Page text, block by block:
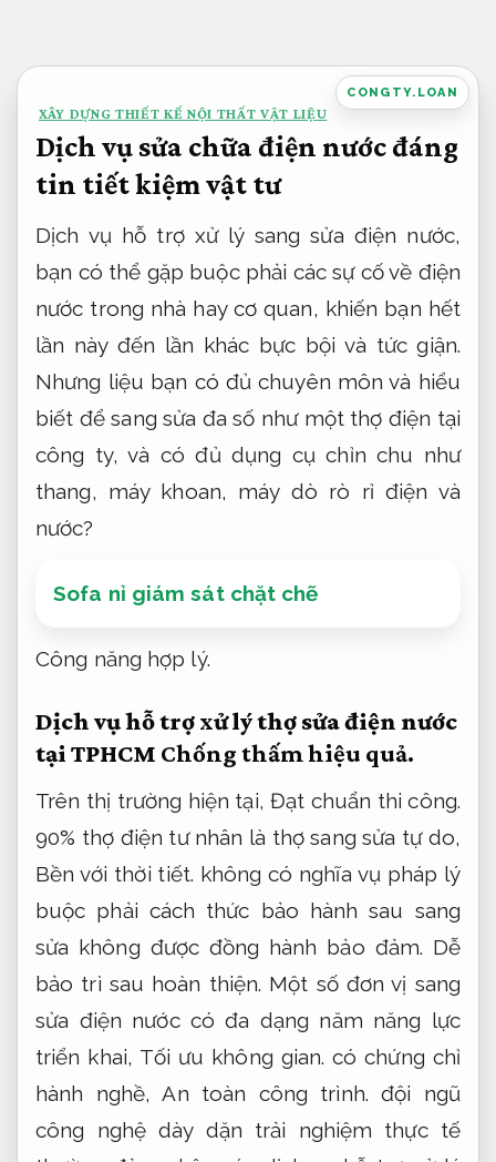
nội
dung
CONGTY.LOAN
XÂY DỰNG THIẾT KẾ NỘI THẤT VẬT LIỆU
Dịch vụ sửa chữa điện nước đáng
tin tiết kiệm vật tư
Dịch vụ hỗ trợ xử lý sang sửa điện nước,
bạn có thể gặp buộc phải các sự cố về điện
nước trong nhà hay cơ quan, khiến bạn hết
lần này đến lần khác bực bội và tức giận.
Nhưng liệu bạn có đủ chuyên môn và hiểu
biết để sang sửa đa số như một thợ điện tại
công ty, và có đủ dụng cụ chỉn chu như
thang, máy khoan, máy dò rò rỉ điện và
nước?
Sofa nỉ giám sát chặt chẽ
Công năng hợp lý.
Dịch vụ hỗ trợ xử lý thợ sửa điện nước
tại TPHCM Chống thấm hiệu quả.
Trên thị trường hiện tại,Đạt chuẩn thi công.
90% thợ điện tư nhân là thợ sang sửa tự do,
Bền với thời tiết. không có nghĩa vụ pháp lý
buộc phải cách thức bảo hành sau sang
sửa không được đồng hành bảo đảm. Dễ
bảo trì sau hoàn thiện. Một số đơn vị sang
sửa điện nước có đa dạng năm năng lực
triển khai, Tối ưu không gian. có chứng chỉ
hành nghề,An toàn công trình. đội ngũ
công nghệ dày dặn trải nghiệm thực tế